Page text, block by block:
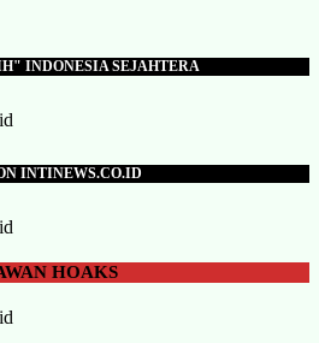
INDONESIA SEJAHTERA
INTINEWS.CO.ID
HOAKS